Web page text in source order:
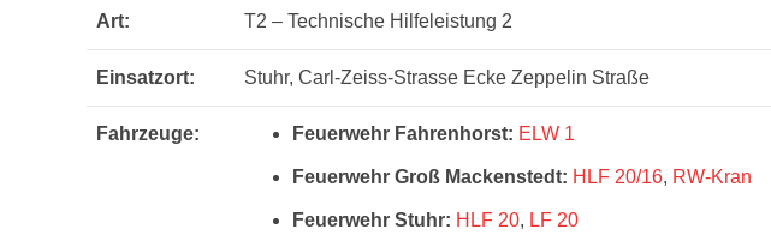
Art: T2 – Technische Hilfeleistung 2
Einsatzort: Stuhr, Carl-Zeiss-Strasse Ecke Zeppelin Straße
Fahrzeuge: Feuerwehr Fahrenhorst: ELW 1
Feuerwehr Groß Mackenstedt: HLF 20/16, RW-Kran
Feuerwehr Stuhr: HLF 20, LF 20